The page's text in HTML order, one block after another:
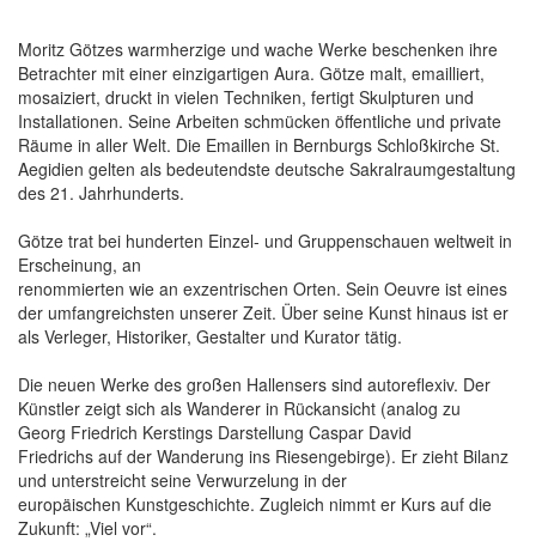
Moritz Götzes warmherzige und wache Werke beschenken ihre
Betrachter mit einer einzigartigen Aura. Götze malt, emailliert,
mosaiziert, druckt in vielen Techniken, fertigt Skulpturen und
Installationen. Seine Arbeiten schmücken öffentliche und private
Räume in aller Welt. Die Emaillen in Bernburgs Schloßkirche St.
Aegidien gelten als bedeutendste deutsche Sakralraumgestaltung
des 21. Jahrhunderts.
Götze trat bei hunderten Einzel- und Gruppenschauen weltweit in
Erscheinung, an
renommierten wie an exzentrischen Orten. Sein Oeuvre ist eines
der umfangreichsten unserer Zeit. Über seine Kunst hinaus ist er
als Verleger, Historiker, Gestalter und Kurator tätig.
Die neuen Werke des großen Hallensers sind autoreflexiv. Der
Künstler zeigt sich als Wanderer in Rückansicht (analog zu
Georg Friedrich Kerstings Darstellung Caspar David
Friedrichs auf der Wanderung ins Riesengebirge). Er zieht Bilanz
und unterstreicht seine Verwurzelung in der
europäischen Kunstgeschichte. Zugleich nimmt er Kurs auf die
Zukunft: „Viel vor“.